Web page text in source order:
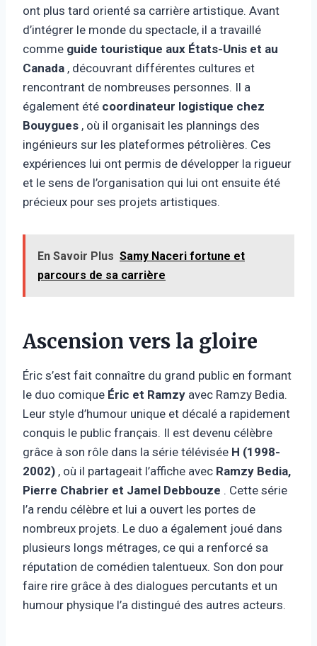
ont plus tard orienté sa carrière artistique. Avant
d’intégrer le monde du spectacle, il a travaillé
comme guide touristique aux États-Unis et au
Canada , découvrant différentes cultures et
rencontrant de nombreuses personnes. Il a
également été coordinateur logistique chez
Bouygues , où il organisait les plannings des
ingénieurs sur les plateformes pétrolières. Ces
expériences lui ont permis de développer la rigueur
et le sens de l’organisation qui lui ont ensuite été
précieux pour ses projets artistiques.
En Savoir Plus Samy Naceri fortune et
parcours de sa carrière
Ascension vers la gloire
Éric s’est fait connaître du grand public en formant
le duo comique Éric et Ramzy avec Ramzy Bedia.
Leur style d’humour unique et décalé a rapidement
conquis le public français. Il est devenu célèbre
grâce à son rôle dans la série télévisée H (1998-
2002) , où il partageait l’affiche avec Ramzy Bedia,
Pierre Chabrier et Jamel Debbouze . Cette série
l’a rendu célèbre et lui a ouvert les portes de
nombreux projets. Le duo a également joué dans
plusieurs longs métrages, ce qui a renforcé sa
réputation de comédien talentueux. Son don pour
faire rire grâce à des dialogues percutants et un
humour physique l’a distingué des autres acteurs.